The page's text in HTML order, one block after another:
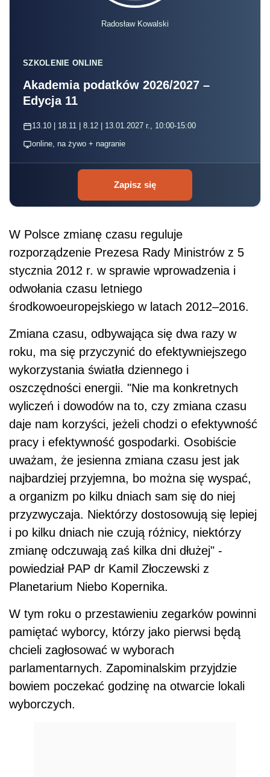
Radosław Kowalski
SZKOLENIE ONLINE
Akademia podatków 2026/2027 –
Edycja 11
13.10 | 18.11 | 8.12 | 13.01.2027 r., 10:00-15:00
online, na żywo + nagranie
Zapisz się
W Polsce zmianę czasu reguluje
rozporządzenie Prezesa Rady Ministrów z 5
stycznia 2012 r. w sprawie wprowadzenia i
odwołania czasu letniego
środkowoeuropejskiego w latach 2012–2016.
Zmiana czasu, odbywająca się dwa razy w
roku, ma się przyczynić do efektywniejszego
wykorzystania światła dziennego i
oszczędności energii. "Nie ma konkretnych
wyliczeń i dowodów na to, czy zmiana czasu
daje nam korzyści, jeżeli chodzi o efektywność
pracy i efektywność gospodarki. Osobiście
uważam, że jesienna zmiana czasu jest jak
najbardziej przyjemna, bo można się wyspać,
a organizm po kilku dniach sam się do niej
przyzwyczaja. Niektórzy dostosowują się lepiej
i po kilku dniach nie czują różnicy, niektórzy
zmianę odczuwają zaś kilka dni dłużej" -
powiedział PAP dr Kamil Złoczewski z
Planetarium Niebo Kopernika.
W tym roku o przestawieniu zegarków powinni
pamiętać wyborcy, którzy jako pierwsi będą
chcieli zagłosować w wyborach
parlamentarnych. Zapominalskim przyjdzie
bowiem poczekać godzinę na otwarcie lokali
wyborczych.